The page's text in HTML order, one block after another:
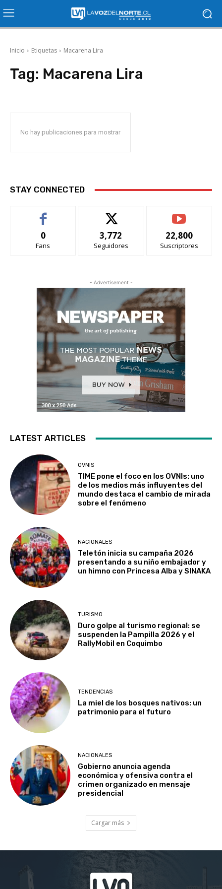
Inicio Etiquetas Macarena Lira
Tag: Macarena Lira
No hay publicaciones para mostrar
STAY CONNECTED
0
Fans
3,772
Seguidores
22,800
Suscriptores
- Advertisement -
LATEST ARTICLES
OVNIS
TIME pone el foco en los OVNIs: uno
de los medios más influyentes del
mundo destaca el cambio de mirada
sobre el fenómeno
NACIONALES
Teletón inicia su campaña 2026
presentando a su niño embajador y
un himno con Princesa Alba y SINAKA
TURISMO
Duro golpe al turismo regional: se
suspenden la Pampilla 2026 y el
RallyMobil en Coquimbo
TENDENCIAS
La miel de los bosques nativos: un
patrimonio para el futuro
NACIONALES
Gobierno anuncia agenda
económica y ofensiva contra el
crimen organizado en mensaje
presidencial
Cargar más